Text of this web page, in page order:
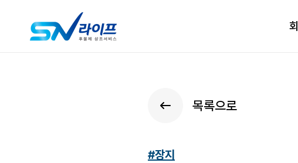
목록으로
#장지